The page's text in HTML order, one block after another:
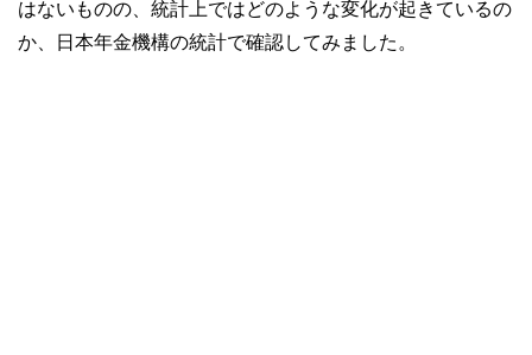
はないものの、統計上ではどのような変化が起きているの
か、日本年金機構の統計で確認してみました。